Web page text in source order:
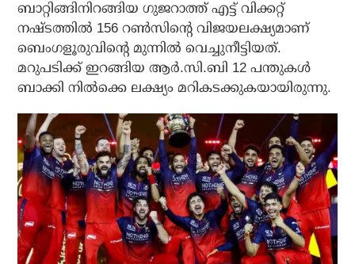
ബാറ്റിങ്ങിനിറങ്ങിയ ഗുജറാത്ത് എട്ട് വിക്കറ്റ്
നഷ്ടത്തില്‍ 156 റണ്‍സിന്റെ വിജയലക്ഷ്യമാണ്
ബെംഗളൂരുവിന്റെ മുന്നില്‍ വെച്ചുനീട്ടിയത്.
മറുപടിക്ക് ഇറങ്ങിയ ആര്‍.സി.ബി 12 പന്തുകള്‍
ബാക്കി നില്‍ക്കെ ലക്ഷ്യം മറികടക്കുകയായിരുന്നു.